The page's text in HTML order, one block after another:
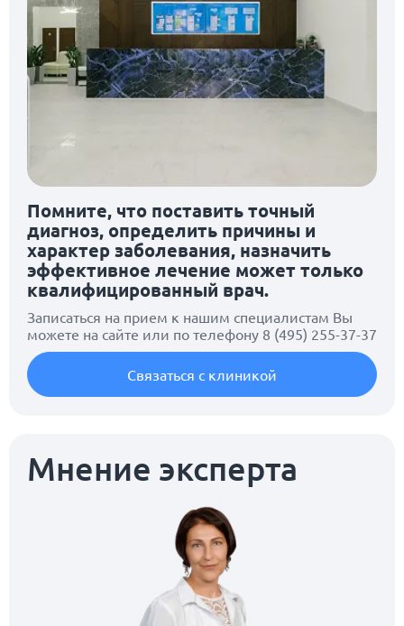
Помните, что поставить точный
диагноз, определить причины и
характер заболевания, назначить
эффективное лечение может только
квалифицированный врач.
Записаться на прием к нашим специалистам Вы
можете на сайте или по телефону 8 (495) 255-37-37
Связаться с клиникой
Мнение эксперта